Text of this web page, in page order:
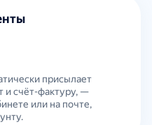
присылает
и счёт-фактуру, —
или на почте,